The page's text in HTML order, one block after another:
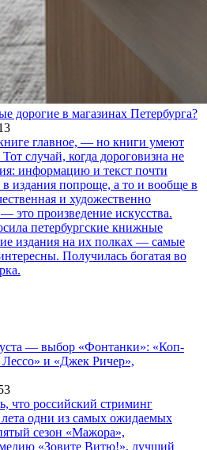
дорогие в магазинах Петербурга?
главное, — но книги умеют
случай, когда дороговизна не
информацию и текст почти
издания попроще, а то и вообще в
и художественно
это произведение искусства.
петербургские книжные
издания на их полках — самые
Получилась богатая во
— выбор «Фонтанки»: «Коп-
Лессо» и «Джек Ричер»,
что российский стриминг
одни из самых ожидаемых
сезон «Мажора»,
«Зовите Витю!», лучший